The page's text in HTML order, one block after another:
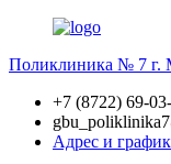
Поликлиника № 7 г.
+7 (8722) 69-
Адрес и